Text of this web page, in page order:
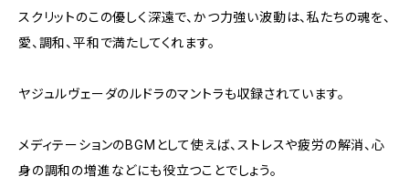
スクリットのこの優しく深遠で、かつ力強い波動は、私たちの魂を、
愛、調和、平和で満たしてくれます。
ヤジュルヴェーダのルドラのマントラも収録されています。
メディテーションのBGMとして使えば、ストレスや疲労の解消、心
身の調和の増進などにも役立つことでしょう。